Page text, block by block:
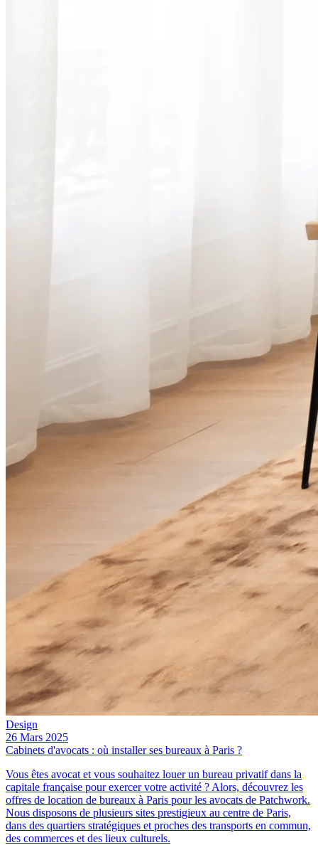
Design
26 Mars 2025
Cabinets d'avocats : où installer ses bureaux à Paris ?
Vous êtes avocat et vous souhaitez louer un bureau privatif dans la
capitale française pour exercer votre activité ? Alors, découvrez les
offres de location de bureaux à Paris pour les avocats de Patchwork.
Nous disposons de plusieurs sites prestigieux au centre de Paris,
dans des quartiers stratégiques et proches des transports en commun,
des commerces et des lieux culturels.